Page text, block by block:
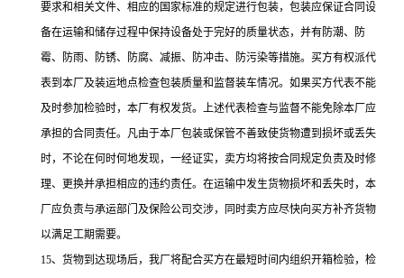
要求和相关文件、相应的国家标准的规定进行包装，包装应保证合同设
备在运输和储存过程中保持设备处于完好的质量状态，并有防潮、防
霉、防雨、防锈、防腐、减振、防冲击、防污染等措施。买方有权派代
表到本厂及装运地点检查包装质量和监督装车情况。如果买方代表不能
及时参加检验时，本厂有权发货。上述代表检查与监督不能免除本厂应
承担的合同责任。凡由于本厂包装或保管不善致使货物遭到损坏或丢失
时，不论在何时何地发现，一经证实，卖方均将按合同规定负责及时修
理、更换并承担相应的违约责任。在运输中发生货物损坏和丢失时，本
厂应负责与承运部门及保险公司交涉，同时卖方应尽快向买方补齐货物
以满足工期需要。
15、货物到达现场后，我厂将配合买方在最短时间内组织开箱检验，检